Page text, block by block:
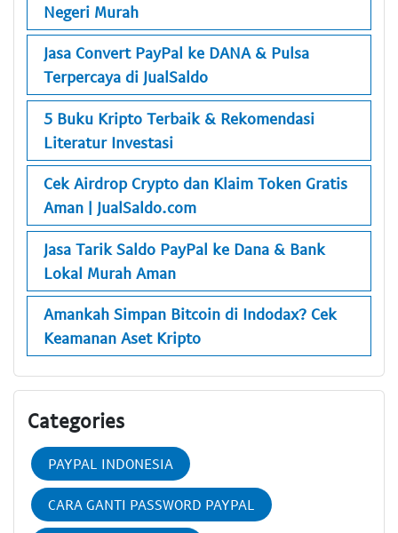
Negeri Murah
Jasa Convert PayPal ke DANA & Pulsa
Terpercaya di JualSaldo
5 Buku Kripto Terbaik & Rekomendasi
Literatur Investasi
Cek Airdrop Crypto dan Klaim Token Gratis
Aman | JualSaldo.com
Jasa Tarik Saldo PayPal ke Dana & Bank
Lokal Murah Aman
Amankah Simpan Bitcoin di Indodax? Cek
Keamanan Aset Kripto
Categories
PAYPAL INDONESIA
CARA GANTI PASSWORD PAYPAL